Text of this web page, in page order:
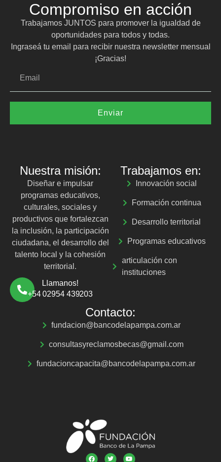
Compromiso en acción
Trabajamos JUNTOS para promover la igualdad de
oportunidades para todos y todas.
Ingraseá tu email para recibir nuestra newsletter mensual
¡Gracias!
Enviar
Nuestra misión:
Diseñar e impulsar
programas educativos,
culturales, sociales y
productivos que fortalezcan
la inclusión, la participación
ciudadana, el desarrollo del
talento local y la cohesión
territorial.
Llamanos!
+54 02954 439203
Trabajamos en:
Innovación social
Formación continua
Desarrollo territorial
Programas educativos
articulación con
instituciones
Contacto:
fundacion@bancodelapampa.com.ar
consultasyreclamosbecas@gmail.com
fundacioncapacita@bancodelapampa.com.ar